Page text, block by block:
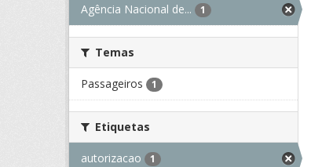
Agência Nacional de... 1
Temas
Passageiros 1
Etiquetas
autorizacao 1